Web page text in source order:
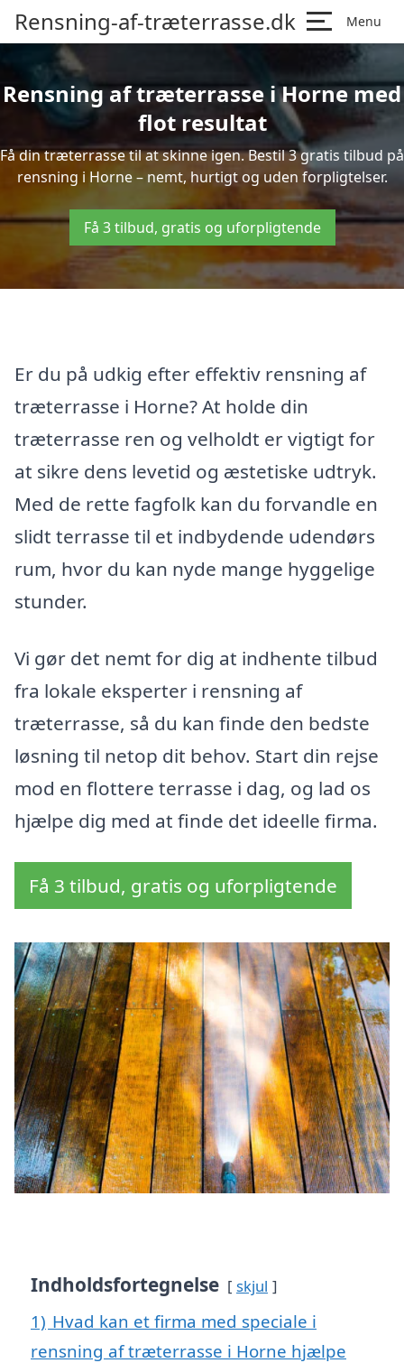
Rensning-af-træterrasse.dk Menu
Rensning af træterrasse i Horne med
flot resultat
Få din træterrasse til at skinne igen. Bestil 3 gratis tilbud på
rensning i Horne – nemt, hurtigt og uden forpligtelser.
Få 3 tilbud, gratis og uforpligtende
Er du på udkig efter effektiv rensning af
træterrasse i Horne? At holde din
træterrasse ren og velholdt er vigtigt for
at sikre dens levetid og æstetiske udtryk.
Med de rette fagfolk kan du forvandle en
slidt terrasse til et indbydende udendørs
rum, hvor du kan nyde mange hyggelige
stunder.
Vi gør det nemt for dig at indhente tilbud
fra lokale eksperter i rensning af
træterrasse, så du kan finde den bedste
løsning til netop dit behov. Start din rejse
mod en flottere terrasse i dag, og lad os
hjælpe dig med at finde det ideelle firma.
Få 3 tilbud, gratis og uforpligtende
Indholdsfortegnelse skjul
1) Hvad kan et firma med speciale i
rensning af træterrasse i Horne hjælpe